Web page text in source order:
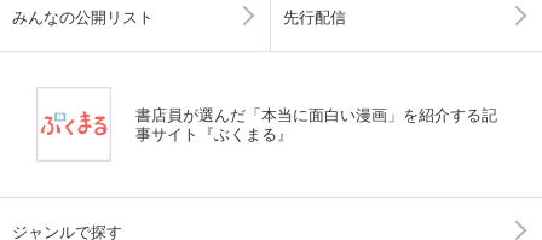
みんなの公開リスト 先行配信
書店員が選んだ「本当に面白い漫画」を紹介する記
事サイト『ぶくまる』
ジャンルで探す